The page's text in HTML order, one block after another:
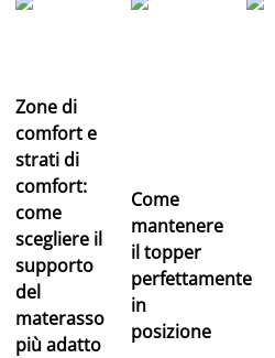
Zone di
comfort e
strati di
comfort:
come
scegliere il
supporto
del
materasso
più adatto
Come
mantenere
il topper
perfettamente
in
posizione